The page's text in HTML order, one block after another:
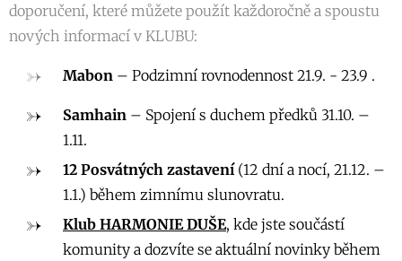
doporučení, které můžete použít každoročně a spoustu
nových informací v KLUBU:
Mabon – Podzimní rovnodennost 21.9. - 23.9 .
Samhain – Spojení s duchem předků 31.10. –
1.11.
12 Posvátných zastavení(12 dní a nocí, 21.12. –
1.1.) během zimnímu slunovratu.
Klub HARMONIE DUŠE, kde jste součástí
komunity a dozvíte se aktuální novinky během